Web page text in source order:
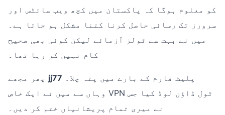
کو معلوم ہوگا کہ پاکستان میں کچھ ویب سائٹس اور
سرورز تک رسائی حاصل کرنا کتنا مشکل ہو جاتا ہے۔
میں نے بہت سے ٹولز آزمائے لیکن کوئی بھی صحیح
کام نہیں کر رہا تھا۔
jj77
وہاں سے میں نے ایک خاص VPN ٹول ڈاؤن لوڈ کیا جس
نے میری تمام پریشانیاں ختم کر دیں۔